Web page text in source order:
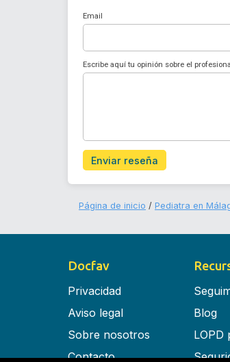
Email
Escribe aquí tu opinión sobre el
Enviar reseña
Página de inicio Pediatra en
Docfav
Privacidad
Aviso legal
Sobre nosotros
Contacto
Blog
LOPD